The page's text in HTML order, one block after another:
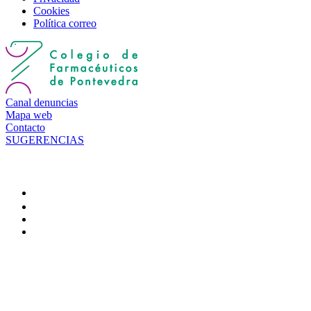
Cookies
Política correo
Canal denuncias
Mapa web
Contacto
SUGERENCIAS